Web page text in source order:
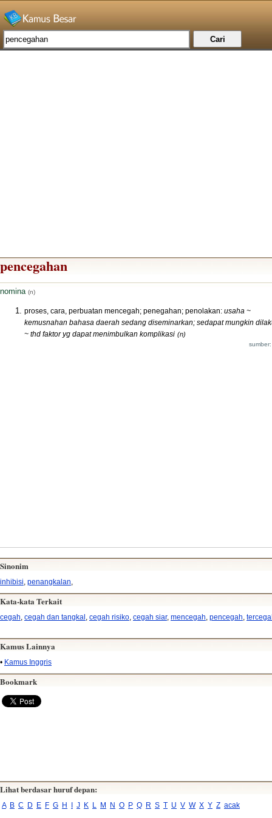
pencegahan
nomina (n)
proses, cara, perbuatan mencegah; penegahan; penolakan: usaha ~
kemusnahan bahasa daerah sedang diseminarkan; sedapat mungkin
~ thd faktor yg dapat menimbulkan komplikasi (n)
Sinonim
inhibisi penangkalan
Kata-kata Terkait
cegah, cegah dan tangkal , cegah risiko, cegah siar, mencegah, pencegah,
Kamus Lainnya
• Kamus Inggris
Bookmark
Lihat berdasar huruf depan:
A B C D E F G H I J K L M N O P Q R S T U V W X Y Z acak